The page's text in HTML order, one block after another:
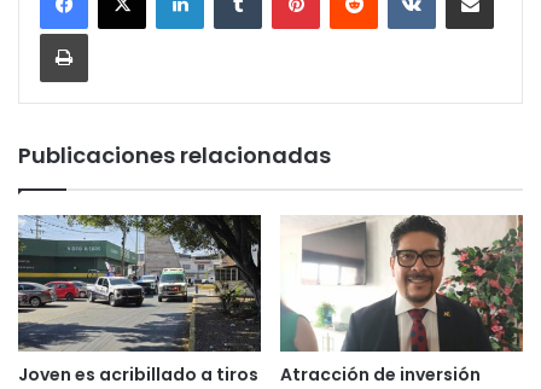
Imprimir
Publicaciones relacionadas
Joven es acribillado a tiros
Atracción de inversión